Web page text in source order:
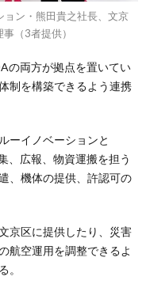
ン・熊田貴之社長、文京
（3者提供）
の両方が拠点を置いてい
制を構築できるよう連携
ーイノベーションと
、広報、物資運搬を担う
、機体の提供、許認可の
京区に提供したり、災害
航空運用を調整できるよ
。